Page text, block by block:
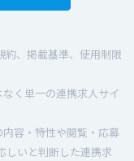
、掲載基準、使用制限
く単一の連携求人サイ
容・特性や閲覧・応募
しいと判断した連携求